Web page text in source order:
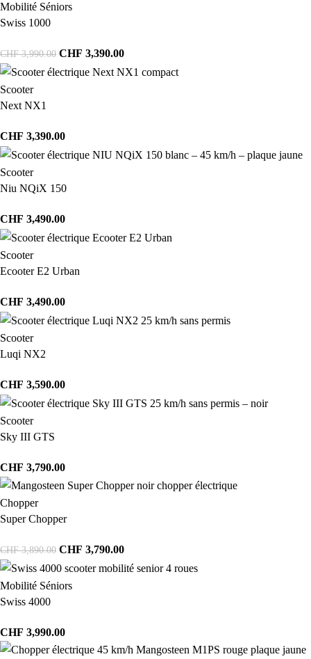
Mobilité Séniors
Swiss 1000
CHF3,990.00 CHF 3,390.00
Scooter
Next NX1
CHF 3,390.00
Scooter
Niu NQiX 150
CHF 3,490.00
Scooter
Ecooter E2 Urban
CHF 3,490.00
Scooter
Luqi NX2
CHF 3,590.00
Scooter
Sky III GTS
CHF 3,790.00
Chopper
Super Chopper
CHF3,890.00 CHF 3,790.00
Mobilité Séniors
Swiss 4000
CHF 3,990.00